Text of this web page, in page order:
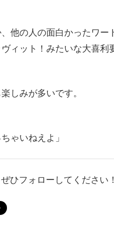
他の人の面白かったワ
ィット！みたいな大喜
しみが多いです。
ゃいねえよ」
ひフォローしてください！